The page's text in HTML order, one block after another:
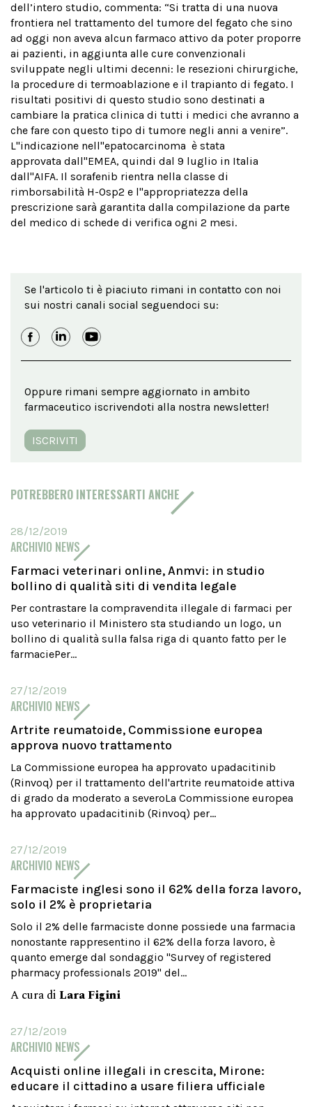
dell’intero studio, commenta: “Si tratta di una nuova
frontiera nel trattamento del tumore del fegato che sino
ad oggi non aveva alcun farmaco attivo da poter proporre
ai pazienti, in aggiunta alle cure convenzionali
sviluppate negli ultimi decenni: le resezioni chirurgiche,
la procedure di termoablazione e il trapianto di fegato. I
risultati positivi di questo studio sono destinati a
cambiare la pratica clinica di tutti i medici che avranno a
che fare con questo tipo di tumore negli anni a venire”.
L''indicazione nell''epatocarcinoma è stata
approvata dall''EMEA, quindi dal 9 luglio in Italia
dall''AIFA. Il sorafenib rientra nella classe di
rimborsabilità H-Osp2 e l''appropriatezza della
prescrizione sarà garantita dalla compilazione da parte
del medico di schede di verifica ogni 2 mesi.
Se l'articolo ti è piaciuto rimani in contatto con noi
sui nostri canali social seguendoci su:
Oppure rimani sempre aggiornato in ambito
farmaceutico iscrivendoti alla nostra newsletter!
ISCRIVITI
POTREBBERO INTERESSARTI ANCHE
28/12/2019
ARCHIVIO NEWS
Farmaci veterinari online, Anmvi: in studio
bollino di qualità siti di vendita legale
Per contrastare la compravendita illegale di farmaci per
uso veterinario il Ministero sta studiando un logo, un
bollino di qualità sulla falsa riga di quanto fatto per le
farmaciePer...
27/12/2019
ARCHIVIO NEWS
Artrite reumatoide, Commissione europea
approva nuovo trattamento
La Commissione europea ha approvato upadacitinib
(Rinvoq) per il trattamento dell'artrite reumatoide attiva
di grado da moderato a severoLa Commissione europea
ha approvato upadacitinib (Rinvoq) per...
27/12/2019
ARCHIVIO NEWS
Farmaciste inglesi sono il 62% della forza lavoro,
solo il 2% è proprietaria
Solo il 2% delle farmaciste donne possiede una farmacia
nonostante rappresentino il 62% della forza lavoro, è
quanto emerge dal sondaggio "Survey of registered
pharmacy professionals 2019" del...
A cura di Lara Figini
27/12/2019
ARCHIVIO NEWS
Acquisti online illegali in crescita, Mirone:
educare il cittadino a usare filiera ufficiale